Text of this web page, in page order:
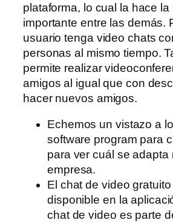
plataforma, lo cual la hace la
importante entre las demás.
usuario tenga video chats
personas al mismo tiempo.
permite realizar
amigos al igual que con
hacer nuevos amigos.
Echemos un vistazo a
software program para
para ver cuál se adapta
empresa.
El chat de video
disponible en la
chat de video es parte